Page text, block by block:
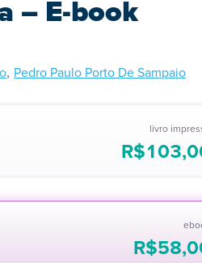
– E-book
, Pedro Paulo Porto De Sampaio
livro
R$
R$